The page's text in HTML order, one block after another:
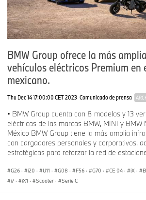
BMW Group ofrece la más
vehículos eléctricos Premium en
mexicano.
Thu Dec 14 17:00:00 CET 2023 Comunicado de prensa
• BMW Group cuenta con 8 modelos y 13
eléctricas de las marcas BMW, MINI y BMW
México BMW Group tiene la más amplia
con cargadores personales y corporativos,
estratégicas para reforzar la red de
G26 · i20 · U11 · G08 · F56 · G70 · CE 04 · iX ·
i7 · iX1 · Scooter · Serie C